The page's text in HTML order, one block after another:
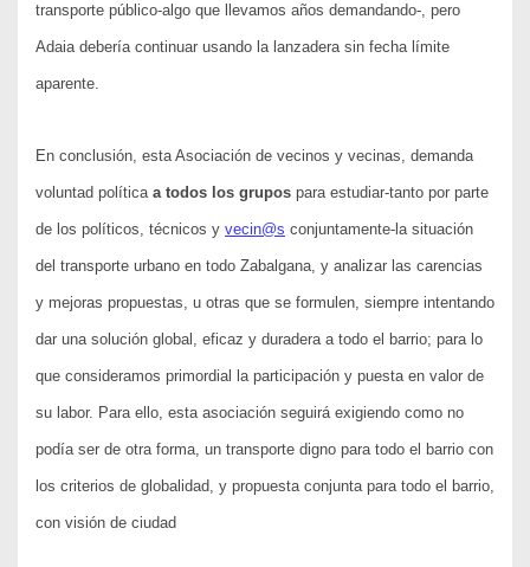
transporte público-algo que llevamos años demandando-, pero
Adaia debería continuar usando la lanzadera sin fecha límite
aparente.
En conclusión, estaAsociación de vecinos y vecinas, demanda
voluntad política a todos los grupos para estudiar-tanto por parte
de los políticos, técnicos y vecin@s conjuntamente-la situación
del transporte urbano en todo Zabalgana, y analizar las carencias
y mejoras propuestas, u otras que se formulen, siempre intentando
dar una solución global, eficaz y duradera a todo el barrio; para lo
que consideramos primordial la participación y puesta en valor de
su labor. Para ello, esta asociación seguirá exigiendo como no
podía ser de otra forma, un transporte digno para todo el barrio con
los criterios de globalidad, y propuesta conjunta para todo el barrio,
con visión de ciudad